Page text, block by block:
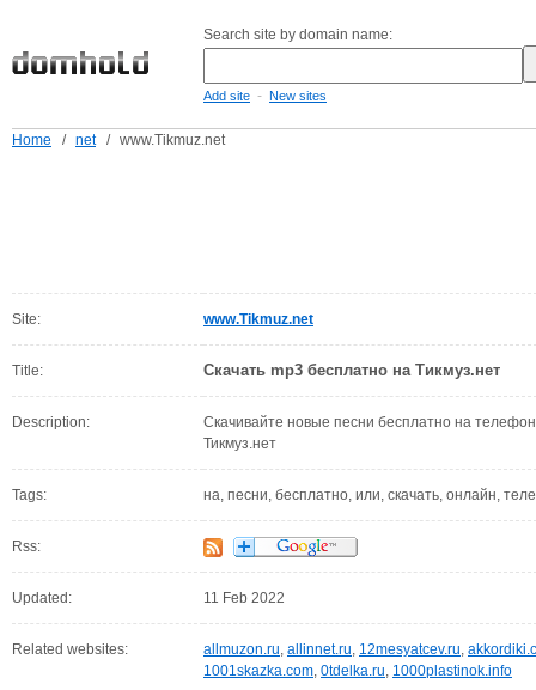
Search site by domain name:
Add site - New sites
Home / net / www.Tikmuz.net
Site: www.Tikmuz.net
Title: Скачать mp3 бесплатно на Тикмуз.нет
Description:
Скачивайте новые песни бесплатно на
Тикмуз.нет
Tags: на, песни, бесплатно, или, скачать, онлайн,
Rss:
Updated: 11 Feb 2022
Related websites: allmuzon.ru, allinnet.ru, 12mesyatcev.ru,
1001skazka.com, 0tdelka.ru, 1000plastinok.info